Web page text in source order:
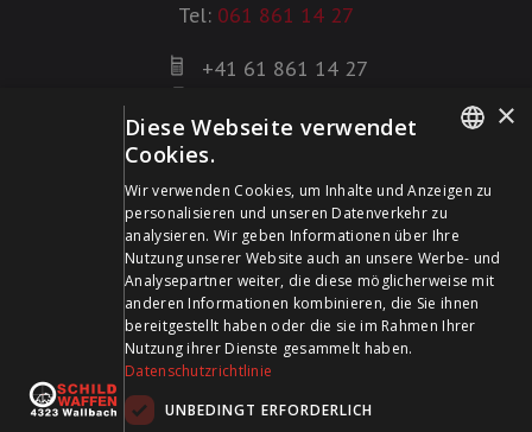
Tel: 061 861 14 27
+41 61 861 14 27
info@schildwaffen.ch
Zahlungsmittel
Besuchen Sie uns in den Sozialen Medien und bleiben Sie
auf dem Laufenden!
FRENCH
×
Diese Webseite verwendet
Cookies.
Wir verwenden Cookies, um Inhalte und Anzeigen zu
personalisieren und unseren Datenverkehr zu
analysieren. Wir geben Informationen über Ihre
Nutzung unserer Website auch an unsere Werbe- und
Analysepartner weiter, die diese möglicherweise mit
anderen Informationen kombinieren, die Sie ihnen
bereitgestellt haben oder die sie im Rahmen Ihrer
Nutzung ihrer Dienste gesammelt haben.
Datenschutzrichtlinie
UNBEDINGT ERFORDERLICH